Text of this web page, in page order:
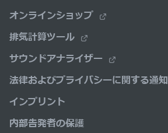
オンラインショップ
排気計算ツール
サウンドアナライザー
法律およびプライバシーに関する通知
インプリント
内部告発者の保護